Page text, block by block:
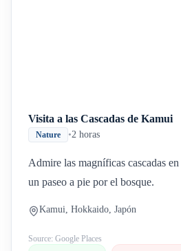
Visita a las Cascadas de Kamui
Nature •2 horas
Admire las magníficas cascadas en
un paseo a pie por el bosque.
Kamui, Hokkaido, Japón
Source: Google Places